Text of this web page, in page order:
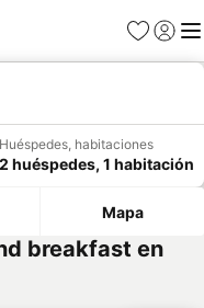
Favoritos
Iniciar
Huéspedes, habitaciones
2 huéspedes, 1 habitación
Mapa
breakfast en